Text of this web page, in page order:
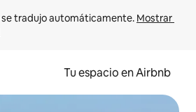
tradujo automáticamente. Mostrar
Tu espacio en Airbnb